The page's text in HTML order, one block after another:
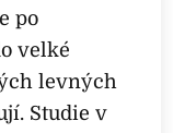
po
velké
levných
Studie v